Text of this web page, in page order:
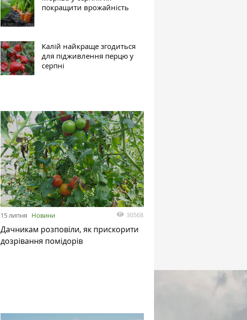
покращити врожайність
Калій найкраще згодиться
для підживлення перцю у
серпні
15 липня Новини 30568
Дачникам розповіли, як прискорити
дозрівання помідорів